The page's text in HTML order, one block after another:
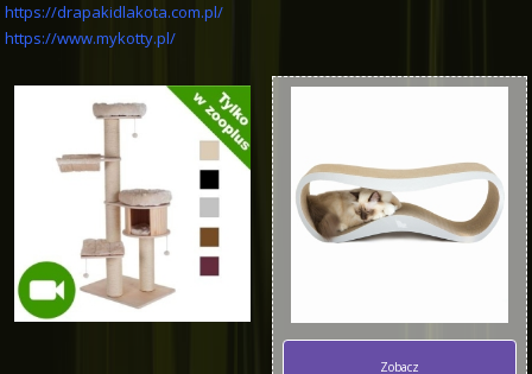
https://drapakidlakota.com.pl/
https://www.mykotty.pl/
Zobacz